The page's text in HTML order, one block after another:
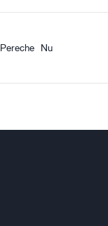
Pereche Nu